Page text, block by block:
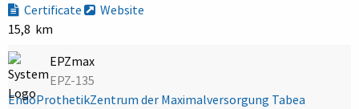
Certificate
Website
15,8 km
EPZmax
EPZ-135
EndoProthetikZentrum der Maximalversorgung Tabea